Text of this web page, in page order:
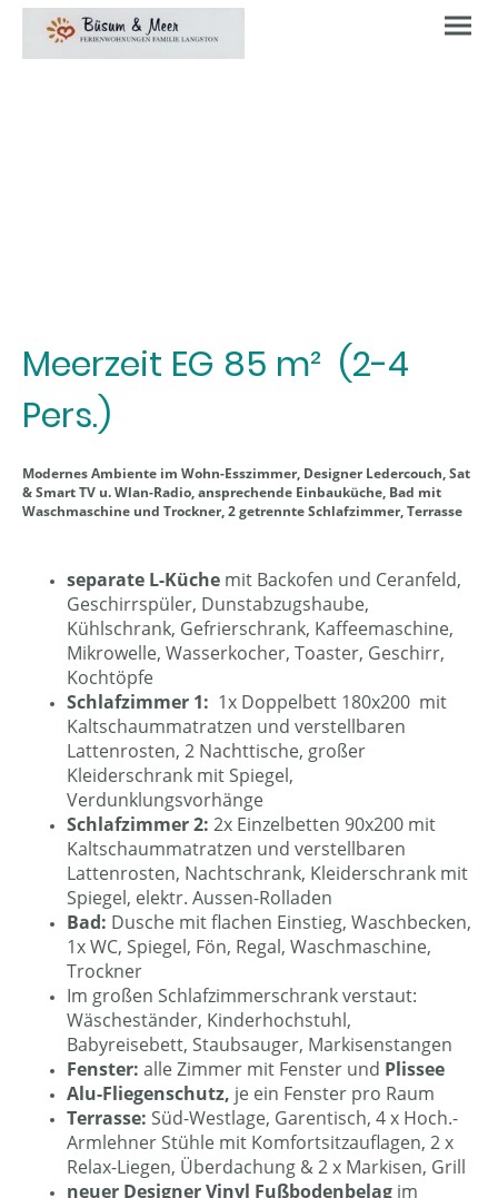
Meerzeit EG 85 m² (2-4
Pers.)
Modernes Ambiente im Wohn-Esszimmer, Designer Ledercouch, Sat
& Smart TV u. Wlan-Radio, ansprechende Einbauküche, Bad mit
Waschmaschine und Trockner, 2 getrennte Schlafzimmer, Terrasse
separate L-Küche mit Backofen und Ceranfeld,
Geschirrspüler, Dunstabzugshaube,
Kühlschrank, Gefrierschrank, Kaffeemaschine,
Mikrowelle, Wasserkocher, Toaster, Geschirr,
Kochtöpfe
Schlafzimmer 1: 1x Doppelbett 180x200 mit
Kaltschaummatratzen und verstellbaren
Lattenrosten, 2 Nachttische, großer
Kleiderschrank mit Spiegel,
Verdunklungsvorhänge
Schlafzimmer 2: 2x Einzelbetten 90x200 mit
Kaltschaummatratzen und verstellbaren
Lattenrosten, Nachtschrank, Kleiderschrank mit
Spiegel, elektr. Aussen-Rolladen
Bad: Dusche mit flachen Einstieg, Waschbecken,
1x WC, Spiegel, Fön, Regal, Waschmaschine,
Trockner
Im großen Schlafzimmerschrank verstaut:
Wäscheständer, Kinderhochstuhl,
Babyreisebett, Staubsauger, Markisenstangen
Fenster: alle Zimmer mit Fenster und Plissee
Alu-Fliegenschutz, je ein Fenster pro Raum
Terrasse: Süd-Westlage, Garentisch, 4 x Hoch.-
Armlehner Stühle mit Komfortsitzauflagen, 2 x
Relax-Liegen, Überdachung & 2 x Markisen, Grill
neuer Designer Vinyl Fußbodenbelag im